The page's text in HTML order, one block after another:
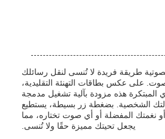
طريقة فريدة لا تُنسى لنقل رسائلك
على عكس بطاقات التهنئة التقليدية،
المبتكرة هذه مزودة بآلية تشغيل مدمجة
الشخصية. بضغطة زر بسيطة، يستطيع
نغمتك المفضلة أو أي صوت تختاره، مما
يجعل تحيتك مميزة حقًا ولا تُنسى.